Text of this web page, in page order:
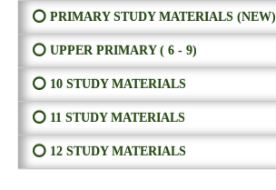
⭕ PRIMARY STUDY MATERIALS (NEW)
⭕ UPPER PRIMARY ( 6 - 9)
⭕ 10 STUDY MATERIALS
⭕ 11 STUDY MATERIALS
⭕ 12 STUDY MATERIALS